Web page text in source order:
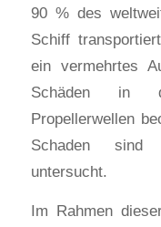
90 % des
Schiff
ein vermehrtes
Schäden in
Propellerwellen
Schaden sind
untersucht.
Im Rahmen